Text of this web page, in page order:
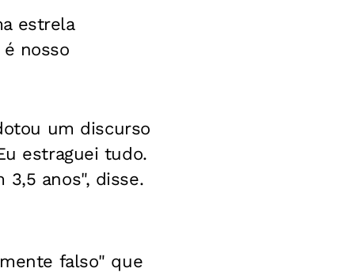
estrela
nosso
um discurso
estraguei tudo.
anos", disse.
falso" que